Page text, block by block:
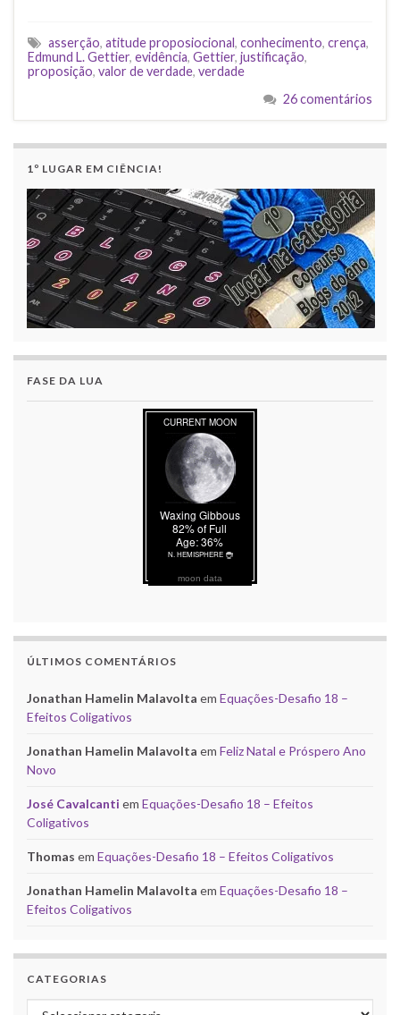
asserção, atitude proposiocional, conhecimento, crença,
Edmund L. Gettier, evidência, Gettier, justificação,
proposição, valor de verdade, verdade
26 comentários
1º LUGAR EM CIÊNCIA!
FASE DA LUA
moon data
ÚLTIMOS COMENTÁRIOS
Jonathan Hamelin Malavolta em Equações-Desafio 18 –
Efeitos Coligativos
Jonathan Hamelin Malavolta em Feliz Natal e Próspero Ano
Novo
José Cavalcanti em Equações-Desafio 18 – Efeitos
Coligativos
Thomas em Equações-Desafio 18 – Efeitos Coligativos
Jonathan Hamelin Malavolta em Equações-Desafio 18 –
Efeitos Coligativos
CATEGORIAS
Categorias